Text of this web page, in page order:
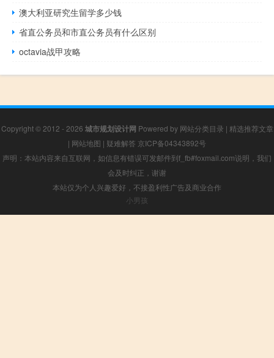
澳大利亚研究生留学多少钱
省直公务员和市直公务员有什么区别
octavia战甲攻略
Copyright © 2012 - 2026 城市规划设计网 Powered by 网站分类目录 | 精选推荐文章
| 网站地图 | 疑难解答 京ICP备04343892号
声明：本站内容来自互联网，如信息有错误可发邮件到f_fb#foxmail.com说明，我们
会及时纠正，谢谢
本站仅为个人兴趣爱好，不接盈利性广告及商业合作
小男孩